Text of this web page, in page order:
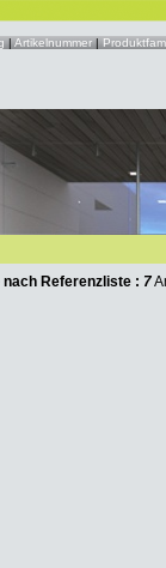
|Artikelnummer|
nach Referenzliste : 7